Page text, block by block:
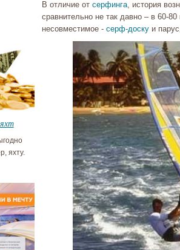
В отличие от серфинга, история
сравнительно не так давно – в 60-
несовместимое - серф-доскуи
яхту.